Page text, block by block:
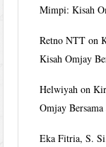
Mimpi: Kisah
Retno NTT on
Kisah Omjay
Helwiyah on
Omjay
Eka Fitria, S.